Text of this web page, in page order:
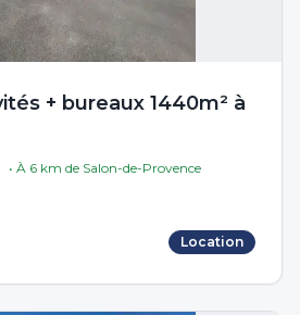
+ bureaux 1440m² à
• À 6 km de Salon-de-Provence
Location